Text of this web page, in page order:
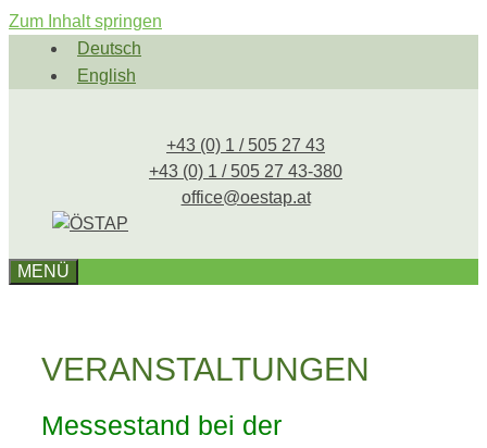
Zum Inhalt springen
Deutsch
English
+43 (0) 1 / 505 27 43
+43 (0) 1 / 505 27 43-380
office@oestap.at
MENÜ
VERANSTALTUNGEN
Messestand bei der